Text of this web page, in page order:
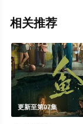
相关推荐
更新至第07集